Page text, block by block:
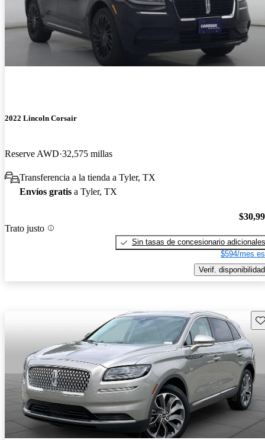
2022 Lincoln Corsair
Reserve AWD 32,575 millas
Transferencia a la tienda a Tyler, TX
Envíos gratis a Tyler, TX
Trato justo
Sin tasas de concesionario adicionales
$594/mes
Verif. disponibilidad